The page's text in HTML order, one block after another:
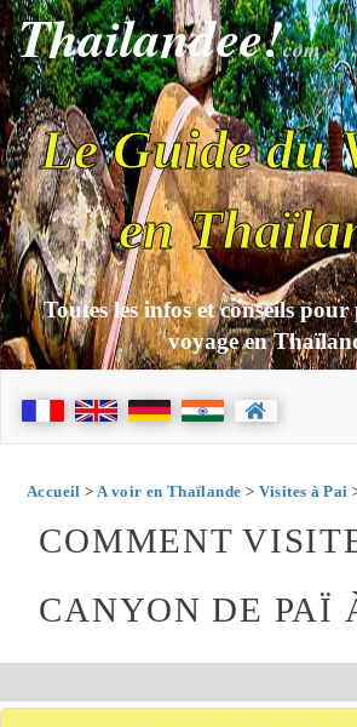
Thailandee!com
Le Guide du
en
Toutes les infos et conseils
voyage en
Accueil > A voir en Thaïlande > Visites à Pai
COMMENT
CANYON DE PAÏ